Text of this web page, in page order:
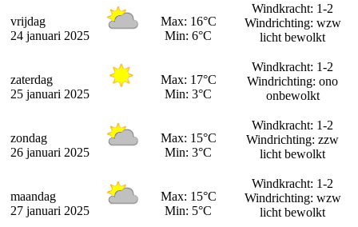
vrijdag
24 januari 2025
Max: 16°C
Min: 6°C
Windkracht: 1-2
Windrichting: wzw
licht bewolkt
zaterdag
25 januari 2025
Max: 17°C
Min: 3°C
Windkracht: 1-2
Windrichting: ono
onbewolkt
zondag
26 januari 2025
Max: 15°C
Min: 3°C
Windkracht: 1-2
Windrichting: zzw
licht bewolkt
maandag
27 januari 2025
Max: 15°C
Min: 5°C
Windkracht: 1-2
Windrichting: wzw
licht bewolkt